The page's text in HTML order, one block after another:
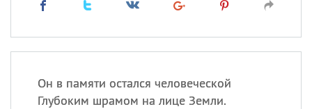
Он в памяти остался человеческой
Глубоким шрамом на лице Земли.